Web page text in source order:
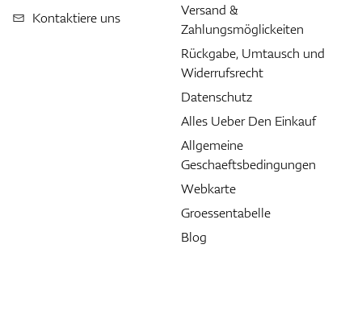
Kontaktiere uns
Versand &
Zahlungsmöglickeiten
Rückgabe, Umtausch und
Widerrufsrecht
Datenschutz
Alles Ueber Den Einkauf
Allgemeine
Geschaeftsbedingungen
Webkarte
Groessentabelle
Blog